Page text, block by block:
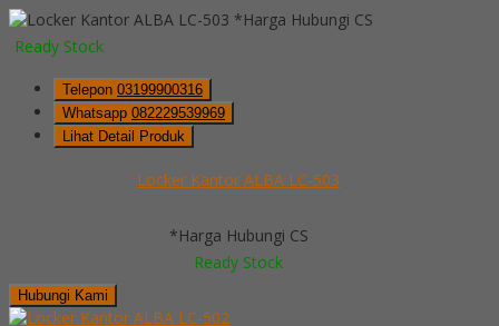
*Harga Hubungi CS
Ready Stock
Telepon 03199900316
Whatsapp 082229539969
Lihat Detail Produk
Locker Kantor ALBA LC-503
*Harga Hubungi CS
Ready Stock
Hubungi Kami